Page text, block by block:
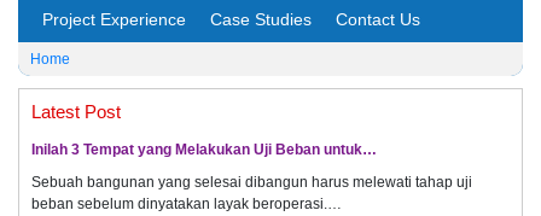
Project Experience Case Studies Contact Us
Home
Latest Post
Inilah 3 Tempat yang Melakukan Uji Beban untuk…
Sebuah bangunan yang selesai dibangun harus melewati tahap uji
beban sebelum dinyatakan layak beroperasi.…